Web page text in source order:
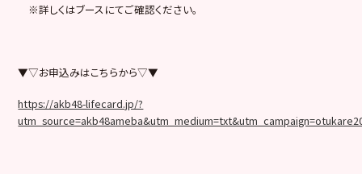
※詳しくはブースにてご確認ください。
▼▽お申込みはこちらから▽▼
https://akb48-lifecard.jp/?